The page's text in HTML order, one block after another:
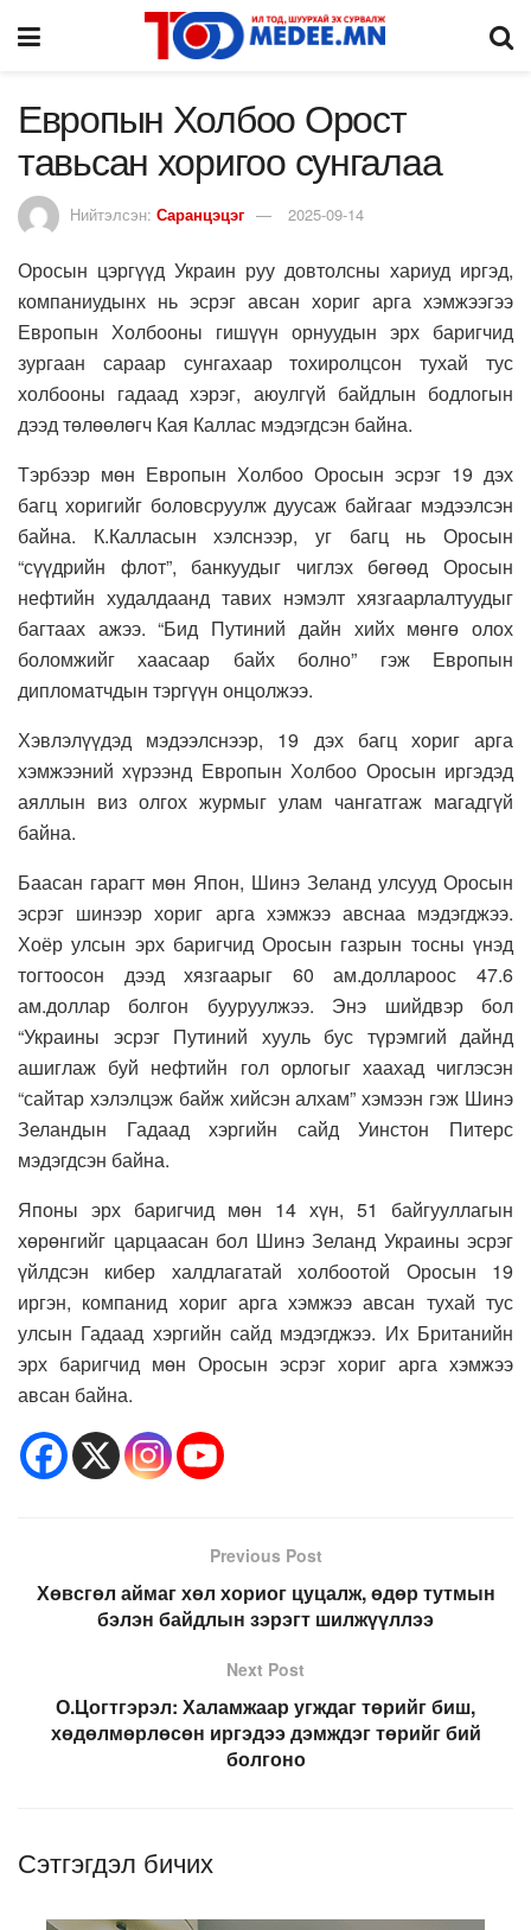
Европын Холбоо Орост
тавьсан хоригоо сунгалаа
Нийтэлсэн: Саранцэцэг 2025-09-14
Оросын цэргүүд Украин руу довтолсны хариуд иргэд,
компаниудынх нь эсрэг авсан хориг арга хэмжээгээ
Европын Холбооны гишүүн орнуудын эрх баригчид
зургаан сараар сунгахаар тохиролцсон тухай тус
холбооны гадаад хэрэг, аюулгүй байдлын бодлогын
дээд төлөөлөгч Кая Каллас мэдэгдсэн байна.
Тэрбээр мөн Европын Холбоо Оросын эсрэг 19 дэх
багц хоригийг боловсруулж дуусаж байгааг мэдээлсэн
байна. К.Калласын хэлснээр, уг багц нь Оросын
“сүүдрийн флот”, банкуудыг чиглэх бөгөөд Оросын
нефтийн худалдаанд тавих нэмэлт хязгаарлалтуудыг
багтаах ажээ. “Бид Путиний дайн хийх мөнгө олох
боломжийг хаасаар байх болно” гэж Европын
дипломатчдын тэргүүн онцолжээ.
Хэвлэлүүдэд мэдээлснээр, 19 дэх багц хориг арга
хэмжээний хүрээнд Европын Холбоо Оросын иргэдэд
аяллын виз олгох журмыг улам чангатгаж магадгүй
байна.
Баасан гарагт мөн Япон, Шинэ Зеланд улсууд Оросын
эсрэг шинээр хориг арга хэмжээ авснаа мэдэгджээ.
Хоёр улсын эрх баригчид Оросын газрын тосны үнэд
тогтоосон дээд хязгаарыг 60 ам.доллароос 47.6
ам.доллар болгон бууруулжээ. Энэ шийдвэр бол
“Украины эсрэг Путиний хууль бус түрэмгий дайнд
ашиглаж буй нефтийн гол орлогыг хаахад чиглэсэн
“сайтар хэлэлцэж байж хийсэн алхам” хэмээн гэж Шинэ
Зеландын Гадаад хэргийн сайд Уинстон Питерс
мэдэгдсэн байна.
Японы эрх баригчид мөн 14 хүн, 51 байгууллагын
хөрөнгийг царцаасан бол Шинэ Зеланд Украины эсрэг
үйлдсэн кибер халдлагатай холбоотой Оросын 19
иргэн, компанид хориг арга хэмжээ авсан тухай тус
улсын Гадаад хэргийн сайд мэдэгджээ. Их Британийн
эрх баригчид мөн Оросын эсрэг хориг арга хэмжээ
авсан байна.
Previous Post
Хөвсгөл аймаг хөл хориог цуцалж, өдөр тутмын
бэлэн байдлын зэрэгт шилжүүллээ
Next Post
О.Цогтгэрэл: Халамжаар угждаг төрийг биш,
хөдөлмөрлөсөн иргэдээ дэмждэг төрийг бий
болгоно
Сэтгэгдэл бичих